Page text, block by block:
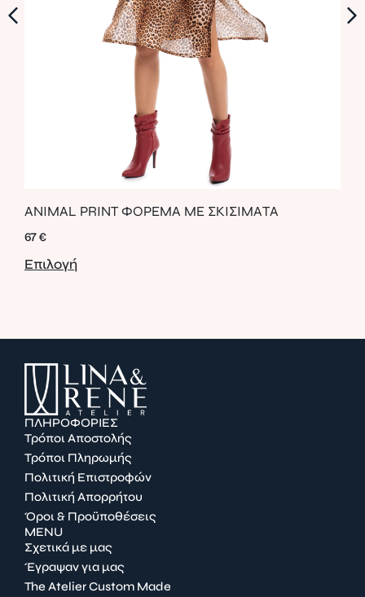
ANIMAL PRINT ΦΟΡΕΜΑ ΜΕ ΣΚΙΣΙΜΑΤΑ
67€
Επιλογή
ΠΛΗΡΟΦΟΡΙΕΣ
Τρόποι Αποστολής
Τρόποι Πληρωμής
Πολιτική Επιστροφών
Πολιτική Απορρήτου
Όροι & Προϋποθέσεις
MENU
Σχετικά με μας
Έγραψαν για μας
The Atelier Custom Made